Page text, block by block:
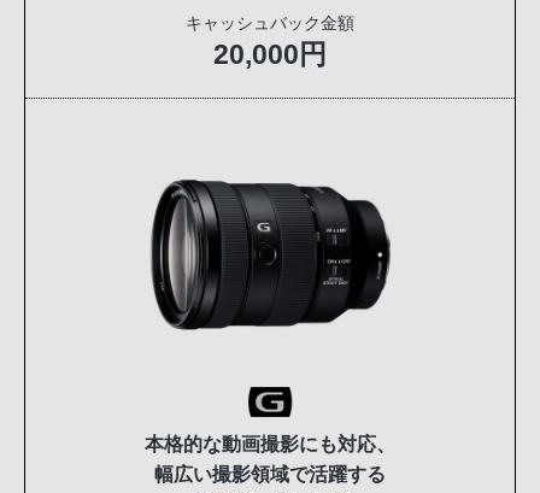
キャッシュバック金額
20,000円
本格的な動画撮影にも対応、
幅広い撮影領域で活躍する